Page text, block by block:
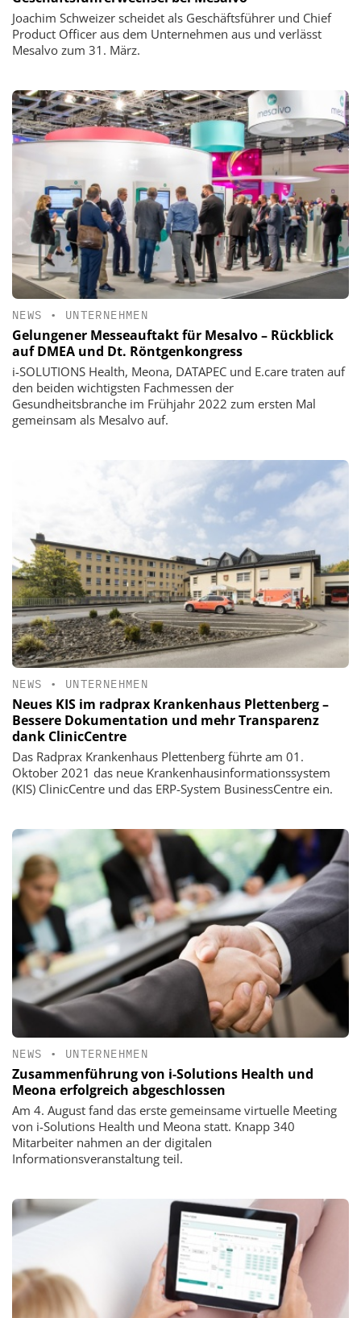
Joachim Schweizer scheidet als Geschäftsführer und Chief
Product Officer aus dem Unternehmen aus und verlässt
Mesalvo zum 31. März.
NEWS • UNTERNEHMEN
Gelungener Messeauftakt für Mesalvo – Rückblick
auf DMEA und Dt. Röntgenkongress
i-SOLUTIONS Health, Meona, DATAPEC und E.care traten auf
den beiden wichtigsten Fachmessen der
Gesundheitsbranche im Frühjahr 2022 zum ersten Mal
gemeinsam als Mesalvo auf.
NEWS • UNTERNEHMEN
Neues KIS im radprax Krankenhaus Plettenberg –
Bessere Dokumentation und mehr Transparenz
dank ClinicCentre
Das Radprax Krankenhaus Plettenberg führte am 01.
Oktober 2021 das neue Krankenhausinformationssystem
(KIS) ClinicCentre und das ERP-System BusinessCentre ein.
NEWS • UNTERNEHMEN
Zusammenführung von i-Solutions Health und
Meona erfolgreich abgeschlossen
Am 4. August fand das erste gemeinsame virtuelle Meeting
von i-Solutions Health und Meona statt. Knapp 340
Mitarbeiter nahmen an der digitalen
Informationsveranstaltung teil.